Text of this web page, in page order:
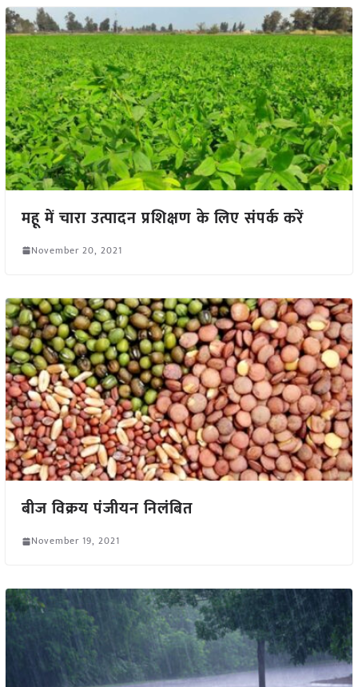
महू में चारा उत्पादन प्रशिक्षण के लिए संपर्क करें
November 20, 2021
बीज विक्रय पंजीयन निलंबित
November 19, 2021